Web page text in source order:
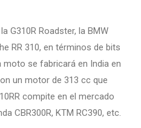
G310R Roadster, la BMW
RR 310, en términos de bits
se fabricará en India en
un motor de 313 cc que
compite en el mercado
CBR300R, KTM RC390, etc.